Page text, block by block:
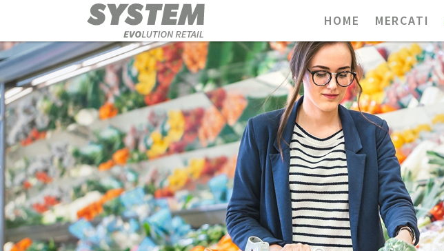
HOME MERCATI